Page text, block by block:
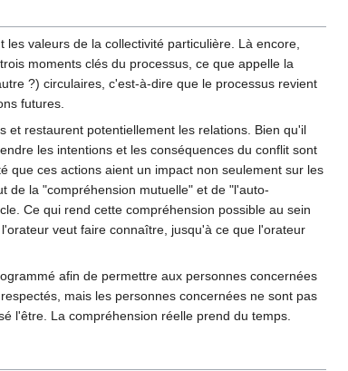
valeurs de la collectivité particulière. Là encore,
moments clés du processus, ce que appelle la
?) circulaires, c'est-à-dire que le processus revient
futures.
restaurent potentiellement les relations. Bien qu'il
les intentions et les conséquences du conflit sont
que ces actions aient un impact non seulement sur les
de la "compréhension mutuelle" et de "l'auto-
Ce qui rend cette compréhension possible au sein
veut faire connaître, jusqu'à ce que l'orateur
afin de permettre aux personnes concernées
mais les personnes concernées ne sont pas
l'être. La compréhension réelle prend du temps.